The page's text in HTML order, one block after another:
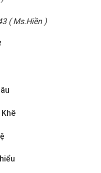
( Ms.Hiền )